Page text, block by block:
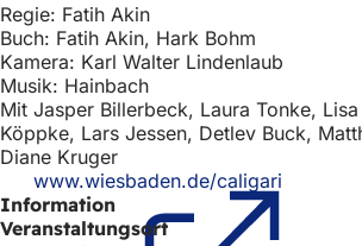
Regie: Fatih Akin
Buch: Fatih Akin, Hark Bohm
Kamera: Karl Walter Lindenlaub
Musik: Hainbach
Mit Jasper Billerbeck, Laura Tonke,
Köppke, Lars Jessen, Detlev Buck,
Diane Kruger
www.wiesbaden.de/caligari
Information
Veranstaltungsort